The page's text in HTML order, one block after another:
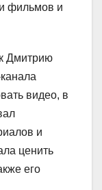
фильмов и
Дмитрию
видео, в
и
ценить
его